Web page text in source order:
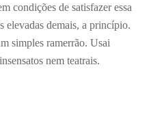
condições de satisfazer essa
elevadas demais, a princípio.
simples ramerrão. Usai
nem teatrais.